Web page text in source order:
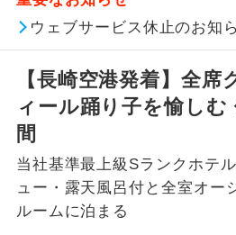
ウェブサービス休止のお知
【長崎空港発着】全席
ィール踊り子を愉しむ
間
当社基準最上級Sランクホテ
ュー・露天風呂付と全室オー
ルームに泊まる
りません。別途お支払いが
羽田空港往復：大人900円
900円
2026/10/6〜2027/6/4 羽
1,160円、子供1,160円、
2027/6/5〜 羽田空港往復
供1,180円、幼児1,180円
添乗員同行
往路出発空港
（駅）まで同
現地添乗員同
現地到着空港
（駅）まで添
バスガイド乗
務
があります。
新コース